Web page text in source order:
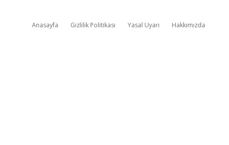
Anasayfa Gizlilik Politikası Yasal Uyarı Hakkımızda